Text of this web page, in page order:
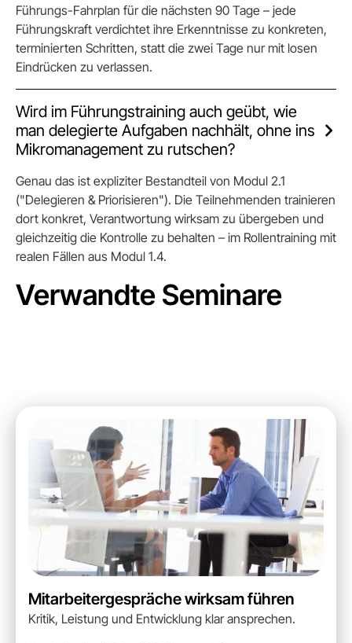
Führungs-Fahrplan für die nächsten 90 Tage – jede
Führungskraft verdichtet ihre Erkenntnisse zu konkreten,
terminierten Schritten, statt die zwei Tage nur mit losen
Eindrücken zu verlassen.
Wird im Führungstraining auch geübt, wie
man delegierte Aufgaben nachhält, ohne ins
Mikromanagement zu rutschen?
Genau das ist expliziter Bestandteil von Modul 2.1
("Delegieren & Priorisieren"). Die Teilnehmenden trainieren
dort konkret, Verantwortung wirksam zu übergeben und
gleichzeitig die Kontrolle zu behalten – im Rollentraining mit
realen Fällen aus Modul 1.4.
Verwandte Seminare
Mitarbeitergespräche wirksam führen
Kritik, Leistung und Entwicklung klar ansprechen.